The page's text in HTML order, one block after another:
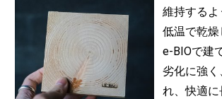
維持するよ
低温で乾
e-BIOで建
劣化に強
れ、快適